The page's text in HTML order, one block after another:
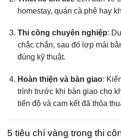
homestay, quán cà phê hay
Thi công chuyên nghiệp:
chắc chắn, sau đó lợp mái
đúng kỹ thuật.
Hoàn thiện và bàn giao:
trình trước khi bàn giao cho
tiến độ và cam kết đã thỏa
5 tiêu chí vàng trong thi